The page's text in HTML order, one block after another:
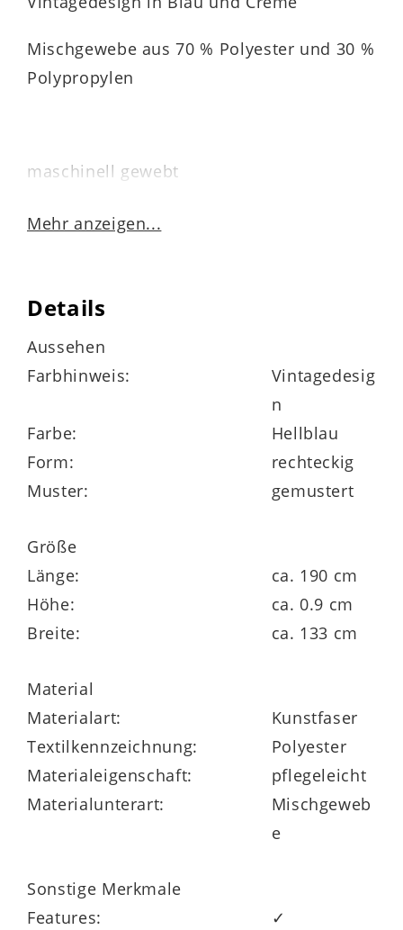
Mischgewebe aus 70 % Polyester und 30 %
Polypropylen
maschinell gewebt
mit Einfassband
geeignet für Fußbodenheizung
pflegeleicht
mit der Flachdüse des Staubsaugers
reinigen
antistatisch
Maße ca. 133 x 190 cm (BxL)
Florhöhe ca. 9 mm
in verschiedenen Größen lieferbar
Mehr anzeigen...
Details
Aussehen
Farbhinweis:
Vintagedesig
n
Farbe:
Hellblau
Form:
rechteckig
Muster:
gemustert
Größe
Länge:
ca. 190 cm
Höhe:
ca. 0.9 cm
Breite:
ca. 133 cm
Material
Materialart:
Kunstfaser
Textilkennzeichnung:
Polyester
Materialeigenschaft:
pflegeleicht
Materialunterart:
Mischgeweb
e
Sonstige Merkmale
Features:
✓